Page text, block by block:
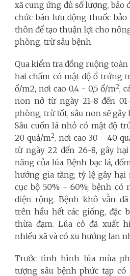
xã cung ứng đủ số lượng, bảo
chức bán lưu động thuốc
thôn để tạo thuận lợi cho
phòng, trừ sâu bệnh.
Qua kiểm tra đồng ruộng toàn
hai chấm có mật độ ổ trứng
ổ/m2, nơi cao 0,4 - 0,5 ổ/m2,
non nở từ ngày 21-8 đến
phòng, trừ tốt, sâu non sẽ gây
Sâu cuốn lá nhỏ có mật độ
20 quả/m2, nơi cao 30 - 40
từ ngày 22 đến 26-8, gây
năng của lúa. Bệnh bạc lá,
hướng gia tăng; tỷ lệ gây hại
cục bộ 50% - 60%; bệnh có
diện rộng. Bệnh khô vằn
trên hầu hết các giống, đặc
thừa đạm. Lúa cỏ đã xuất
nhiều xã và có xu hướng lan
Trước tình hình lúa mùa
tượng sâu bệnh phức tạp có